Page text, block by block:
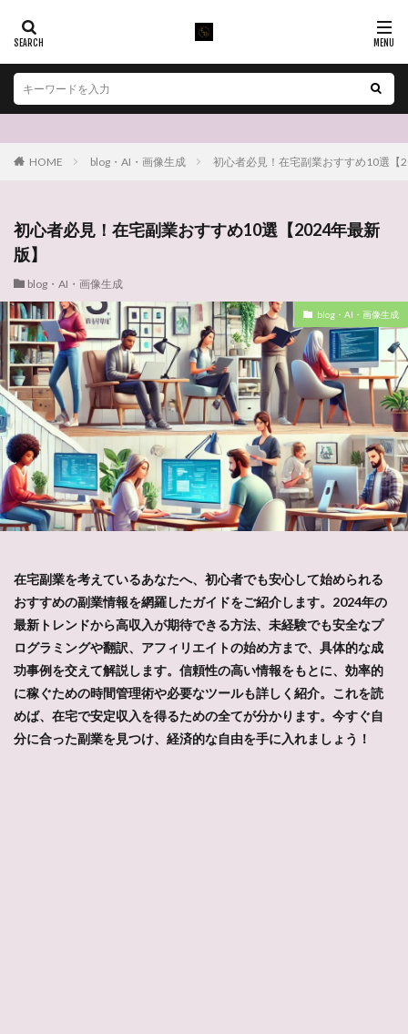
HOME blog・AI・画像生成 初心者必見！在宅副業おすすめ10選【
初心者必見！在宅副業おすすめ10選【2024年最新
版】
blog・AI・画像生成
blog・AI・画像生成
在宅副業を考えているあなたへ、初心者でも安心して始められる
おすすめの副業情報を網羅したガイドをご紹介します。2024年の
最新トレンドから高収入が期待できる方法、未経験でも安全なプ
ログラミングや翻訳、アフィリエイトの始め方まで、具体的な成
功事例を交えて解説します。信頼性の高い情報をもとに、効率的
に稼ぐための時間管理術や必要なツールも詳しく紹介。これを読
めば、在宅で安定収入を得るための全てが分かります。今すぐ自
分に合った副業を見つけ、経済的な自由を手に入れましょう！